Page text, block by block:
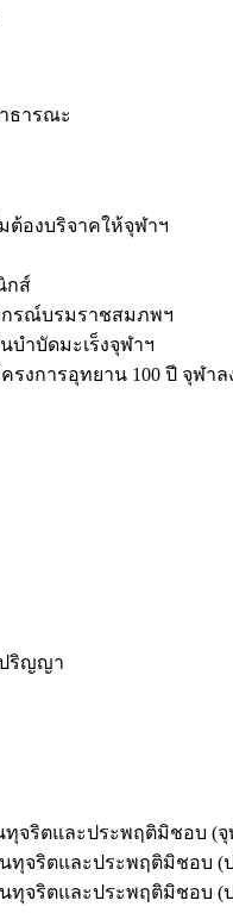
ธารณะ
ต้องบริจาคให้จุฬาฯ
กส์
กรณ์บรมราชสมภพฯ
ำบัดมะเร็งจุฬาฯ
รงการอุทยาน 100 ปี จุฬา
ริญญา
ทุจริตและประพฤติมิชอบ (จุ
นทุจริตและประพฤติมิชอบ (
นทุจริตและประพฤติมิชอบ (